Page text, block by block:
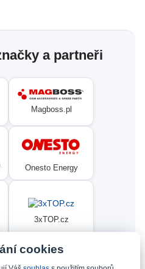
a partneři
Magboss.pl
Onesto Energy
3xTOP.cz
cookies